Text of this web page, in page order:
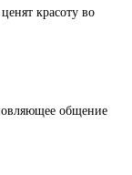
красоту во
общение